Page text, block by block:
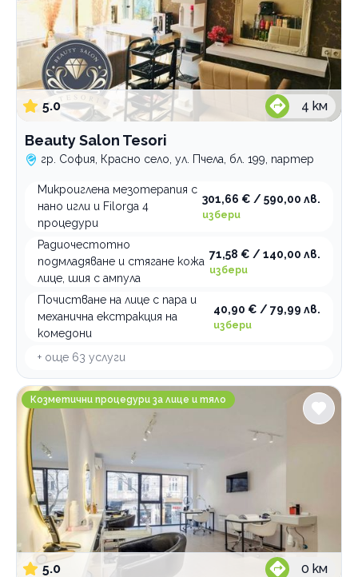
5.0 4 км
Beauty Salon Tesori
гр. София, Красно село, ул. Пчела, бл. 199, партер
Микроиглена мезотерапия с
нано игли и Filorga 4
процедури
301,66 € / 590,00 лв.
избери
Радиочестотно
подмладяване и стягане кожа
лице, шия с ампула
71,58 € / 140,00 лв.
избери
Почистване на лице с пара и
механична екстракция на
комедони
40,90 € / 79,99 лв.
избери
+ още 63 услуги
Beauty Space MERAKI SPOT
Козметични процедури за лице и тяло
5.0 0 км